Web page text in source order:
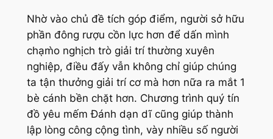
Nhờ vào chủ đề tích góp điểm, người sở hữu
phần đông rượu cồn lực hơn để dấn mình
chạm̀o nghịch trò giải trí thường xuyên
nghiệp, điều đấy vẫn không chỉ giúp chúng
ta tận thưởng giải trí cơ mà hơn nữa ra mắt 1
bè cánh bền chặt hơn. Chương trình quý tín
đồ yêu mếm Đánh dạn dĩ cũng giúp thành
lập lòng công cộng tình, vày nhiều số người